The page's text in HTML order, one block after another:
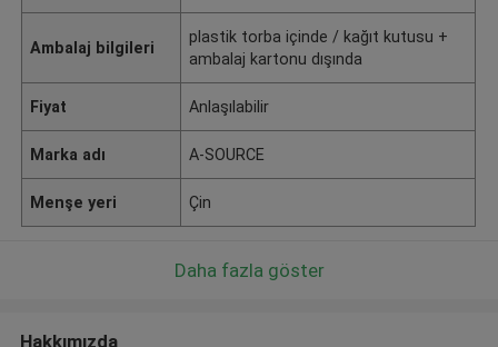
Ambalaj bilgileri
plastik torba içinde / kağıt kutusu +
ambalaj kartonu dışında
Fiyat Anlaşılabilir
Marka adı A-SOURCE
Menşe yeri Çin
Daha fazla göster
Hakkımızda